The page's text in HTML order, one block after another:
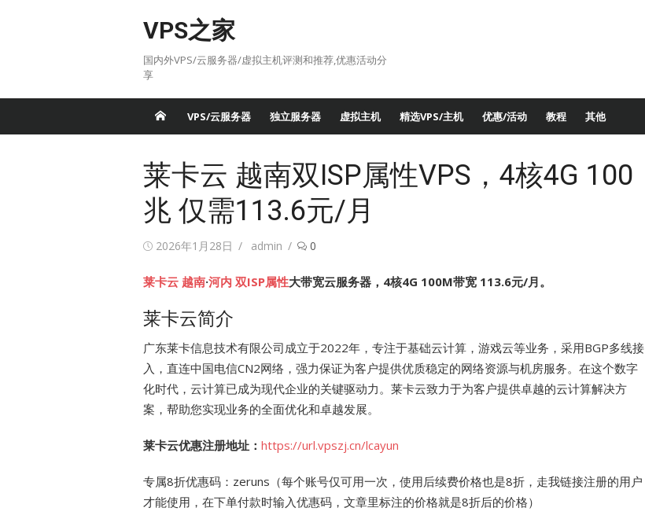
VPS之家
国内外VPS/云服务器/虚拟主机评测和推荐,优惠活动分
享
VPS/云服务器 独立服务器 虚拟主机 精选VPS/主机 优惠/活动 教程 其他
莱卡云 越南双ISP属性VPS，4核4G 100
兆 仅需113.6元/月
Posted
2026年1月28日 Author
admin 0
莱卡云 越南·河内 双ISP属性大带宽云服务器，4核4G 100M带宽 113.6元/月。
莱卡云简介
广东莱卡信息技术有限公司成立于2022年，专注于基础云计算，游戏云等业务，采用BGP多线接
入，直连中国电信CN2网络，强力保证为客户提供优质稳定的网络资源与机房服务。在这个数字
化时代，云计算已成为现代企业的关键驱动力。莱卡云致力于为客户提供卓越的云计算解决方
案，帮助您实现业务的全面优化和卓越发展。
莱卡云优惠注册地址： https://url.vpszj.cn/lcayun
专属8折优惠码：zeruns（每个账号仅可用一次，使用后续费价格也是8折，走我链接注册的用户
才能使用，在下单付款时输入优惠码，文章里标注的价格就是8折后的价格）